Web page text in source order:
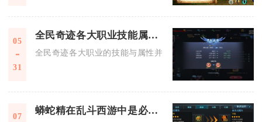
05
31
全民奇迹各大职业技能属性是否可以自由搭配
全民奇迹各大职业的技能与属性并非完全自由搭配，而是遵
07 蟒蛇精在乱斗西游中是必备阵容吗